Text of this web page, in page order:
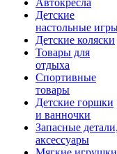
Автокресла
Детские
настольные
Детские коляски
Товары для
отдыха
Спортивные
товары
Детские горшки
и ванночки
Запасные детали,
аксессуары